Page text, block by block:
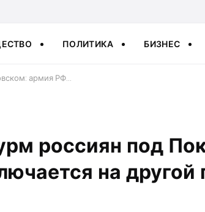
ПОЛИТИКА БИЗНЕС
армия РФ…
россиян под
на другой